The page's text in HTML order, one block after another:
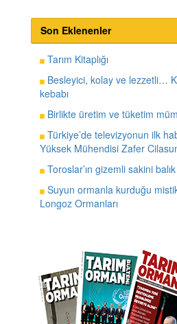
Son Eklenenler
Tarım Kitaplığı
Besleyici, kolay ve lezzetli…
kebabı
Birlikte üretim ve tüketim
Türkiye’de televizyonun ilk
Yüksek Mühendisi Zafer
Toroslar’ın gizemli sakini
Suyun ormanla kurduğu
Longoz Ormanları